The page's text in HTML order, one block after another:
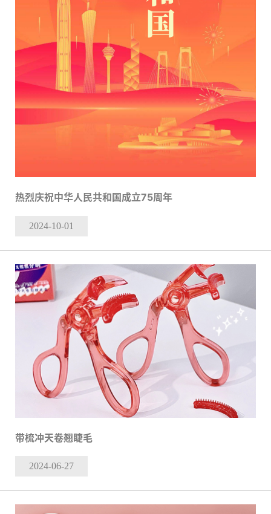
热烈庆祝中华人民共和国成立75周年
2024-10-01
带梳冲天卷翘睫毛
2024-06-27